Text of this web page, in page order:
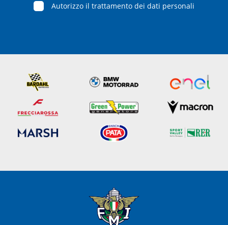
Autorizzo il trattamento dei dati personali